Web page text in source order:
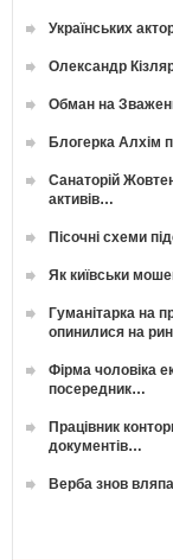
Українських
Олександр
Обман на
Блогерка Алхім
Санаторій
активів…
Пісочні схеми
Як київськи
Гуманітарка на
опинилися на
Фірма чоловіка
посередник…
Працівник
документів…
Верба знов